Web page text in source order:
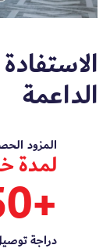
الداعمة
المزود
لمدة
+250
دراجة